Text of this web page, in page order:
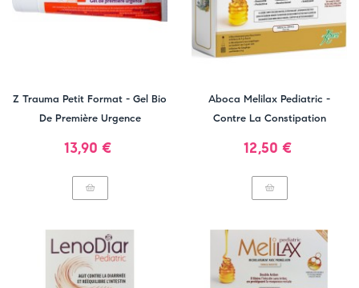
Z Trauma Petit Format - Gel Bio
De Première Urgence
Prix
13,90 €
Aboca Melilax Pediatric -
Contre La Constipation
Prix
12,50 €